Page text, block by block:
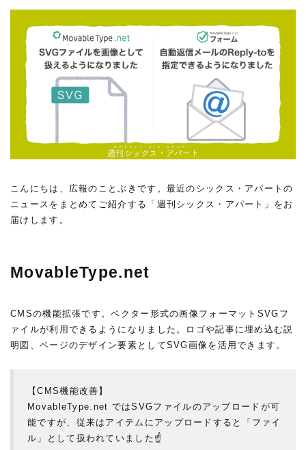
こんにちは、広報のことぶきです。最近のシックス・アパートの
ニュースをまとめてご紹介する「週刊シックス・アパート」をお
届けします。
MovableType.net
CMSの機能拡張です。ベクター形式の画像フォーマットSVGフ
ァイルが利用できるようになりました。ロゴや記事に埋め込む説
明図、ページのデザイン要素としてSVG画像を活用できます。
【CMS機能改善】
MovableType.net ではSVGファイルのアップロードが可
能ですが、従来はアイテムにアップロードすると「ファイ
ル」として扱われていました☝